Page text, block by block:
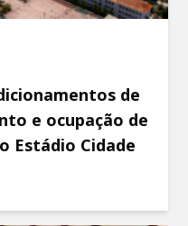
de
e ocupação de
Estádio Cidade